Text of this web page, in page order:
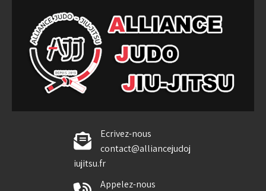
content
Alliance Judo Jiu-jitsu
Ecrivez-nous
contact@alliancejudoj
iujitsu.fr
Appelez-nous